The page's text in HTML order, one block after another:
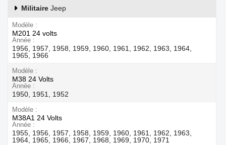
Militaire Jeep
Modèle
M201 24 volts
Année
1956, 1957, 1958, 1959, 1960, 1961, 1962, 1963, 1964,
1965, 1966
Modèle
M38 24 Volts
Année
1950, 1951, 1952
Modèle
M38A1 24 Volts
Année
1955, 1956, 1957, 1958, 1959, 1960, 1961, 1962, 1963,
1964, 1965, 1966, 1967, 1968, 1969, 1970, 1971